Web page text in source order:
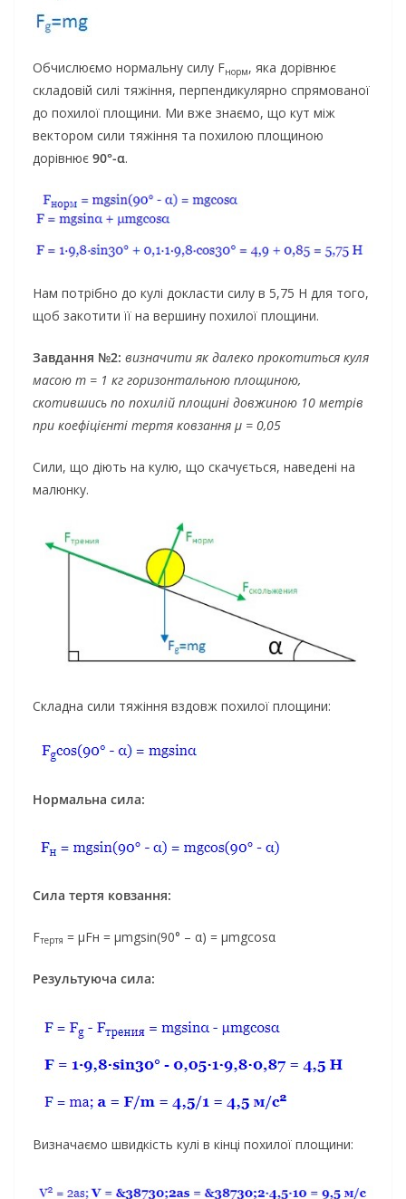
Обчислюємо нормальну силу Fнорм, яка дорівнює
складовій силі тяжіння, перпендикулярно спрямованої
до похилої площини. Ми вже знаємо, що кут між
вектором сили тяжіння та похилою площиною
дорівнює 90°-α.
Нам потрібно до кулі докласти силу в 5,75 Н для того,
щоб закотити її на вершину похилої площини.
Завдання №2: визначити як далеко прокотиться куля
масою m = 1 кг горизонтальною площиною,
скотившись по похилій площині довжиною 10 метрів
при коефіцієнті тертя ковзання μ = 0,05
Сили, що діють на кулю, що скачується, наведені на
малюнку.
Складна сили тяжіння вздовж похилої площини:
Нормальна сила:
Сила тертя ковзання:
Fтертя = μFн = μmgsin(90° – α) = μmgcosα
Результуюча сила:
Визначаємо швидкість кулі в кінці похилої площини: